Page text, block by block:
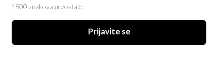
1500 znakova preostalo
Prijavite se